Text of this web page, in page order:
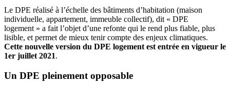
Le DPE réalisé à l’échelle des bâtiments d’habitation (maison
individuelle, appartement, immeuble collectif), dit « DPE
logement » a fait l’objet d’une refonte qui le rend plus fiable, plus
lisible, et permet de mieux tenir compte des enjeux climatiques.
Cette nouvelle version du DPE logement est entrée en vigueur le
1er juillet 2021.
Un DPE pleinement opposable